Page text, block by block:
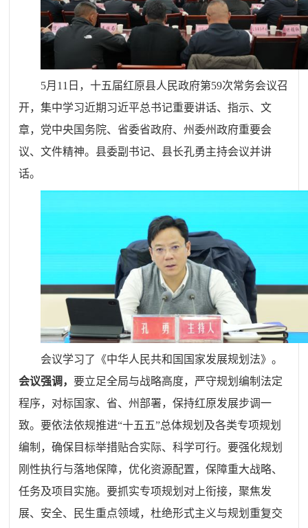
5月11日，十五届红原县人民政府第59次常务会议召
开，集中学习近期习近平总书记重要讲话、指示、文
章，党中央国务院、省委省政府、州委州政府重要会
议、文件精神。县委副书记、县长孔勇主持会议并讲
话。
会议学习了《中华人民共和国国家发展规划法》。
会议强调，要立足全局与战略高度，严守规划编制法定
程序，对标国家、省、州部署，保持红原发展步调一
致。要依法依规推进“十五五”总体规划及各类专项规划
编制，确保目标举措贴合实际、科学可行。要强化规划
刚性执行与落地保障，优化资源配置，保障重大战略、
任务及项目实施。要抓实专项规划对上衔接，聚焦发
展、安全、民生重点领域，杜绝形式主义与规划重复交